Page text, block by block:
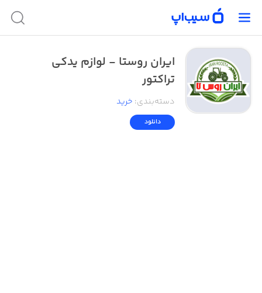
ایران روستا - لوازم یدکی
تراکتور
دسته‌بندی: خرید
دانلود